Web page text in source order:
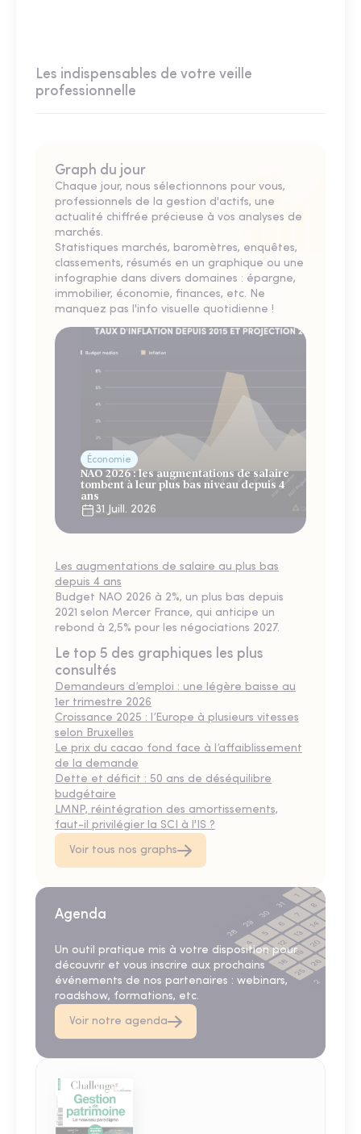
Les indispensables de votre veille
professionnelle
Graph du jour
Chaque jour, nous sélectionnons pour vous,
professionnels de la gestion d'actifs, une
actualité chiffrée précieuse à vos analyses de
marchés.
Statistiques marchés, baromètres, enquêtes,
classements, résumés en un graphique ou une
infographie dans divers domaines : épargne,
immobilier, économie, finances, etc. Ne
manquez pas l'info visuelle quotidienne !
Économie
NAO 2026 : les augmentations de salaire
tombent à leur plus bas niveau depuis 4
ans
31 Juill. 2026
Les augmentations de salaire au plus bas
depuis 4 ans
Budget NAO 2026 à 2%, un plus bas depuis
2021 selon Mercer France, qui anticipe un
rebond à 2,5% pour les négociations 2027.
Le top 5 des graphiques les plus
consultés
Demandeurs d’emploi : une légère baisse au
1er trimestre 2026
Croissance 2025 : l’Europe à plusieurs vitesses
selon Bruxelles
Le prix du cacao fond face à l’affaiblissement
de la demande
Dette et déficit : 50 ans de déséquilibre
budgétaire
LMNP, réintégration des amortissements,
faut-il privilégier la SCI à l'IS ?
Voir tous nos graphs
Agenda
Un outil pratique mis à votre disposition pour
découvrir et vous inscrire aux prochains
événements de nos partenaires : webinars,
roadshow, formations, etc.
Voir notre agenda